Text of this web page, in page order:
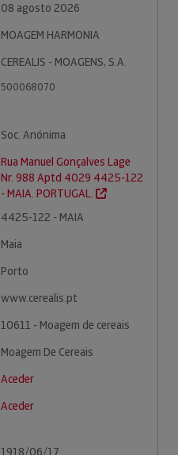
08 agosto 2026
MOAGEM HARMONIA
CEREALIS - MOAGENS, S.A.
500068070
Soc. Anónima
Rua Manuel Gonçalves Lage
Nr. 988 Aptd 4029 4425-122
- MAIA. PORTUGAL.
4425-122 - MAIA
Maia
Porto
www.cerealis.pt
10611 - Moagem de cereais
Moagem De Cereais
Aceder
Aceder
1918/06/17